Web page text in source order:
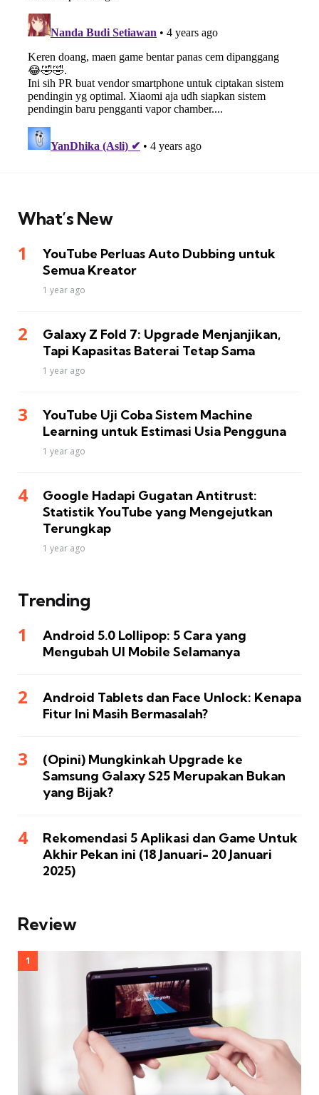
What’s New
YouTube Perluas Auto Dubbing untuk
Semua Kreator
1 year ago
Galaxy Z Fold 7: Upgrade Menjanjikan,
Tapi Kapasitas Baterai Tetap Sama
1 year ago
YouTube Uji Coba Sistem Machine
Learning untuk Estimasi Usia Pengguna
1 year ago
Google Hadapi Gugatan Antitrust:
Statistik YouTube yang Mengejutkan
Terungkap
1 year ago
Trending
Android 5.0 Lollipop: 5 Cara yang
Mengubah UI Mobile Selamanya
Android Tablets dan Face Unlock: Kenapa
Fitur Ini Masih Bermasalah?
(Opini) Mungkinkah Upgrade ke
Samsung Galaxy S25 Merupakan Bukan
yang Bijak?
Rekomendasi 5 Aplikasi dan Game Untuk
Akhir Pekan ini (18 Januari- 20 Januari
2025)
Review